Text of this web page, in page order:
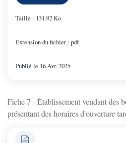
Taille : 131.92 Ko
Extension du fichier : pdf
Publié le 16 Avr. 2025
Fiche 7 - Établissement vendant des
présentant des horaires d'ouverture